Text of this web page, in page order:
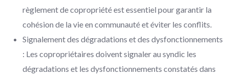
règlement de copropriété est essentiel pour garantir la
cohésion de la vie en communauté et éviter les conflits.
Signalement des dégradations et des dysfonctionnements
: Les copropriétaires doivent signaler au syndic les
dégradations et les dysfonctionnements constatés dans